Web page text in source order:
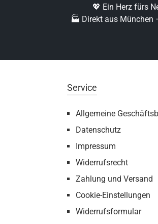
💖 Ein Herz fürs
🏭 Direkt aus München
Service
Allgemeine
Datenschutz
Impressum
Widerrufsrecht
Zahlung und Versand
Cookie-Einstellungen
Widerrufsformular